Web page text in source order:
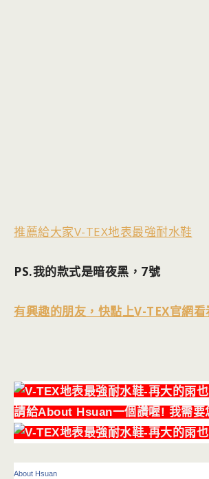
推薦給大家V-TEX地表最強耐水鞋
PS.我的款式是暗夜黑，7號
有興趣的朋友，快點上V-TEX官網看
請給About Hsuan一個讚喔! 我需要
About Hsuan